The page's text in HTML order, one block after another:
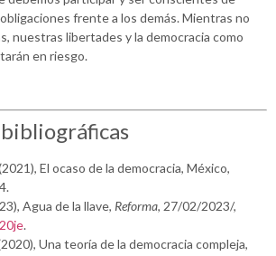
frente a los demás. Mientras no
nuestras libertades y la democracia como
en riesgo.
El ocaso de la democracia, México,
Agua de la llave, Reforma, 27/02/2023/,
.
Una teoría de la democracia compleja,